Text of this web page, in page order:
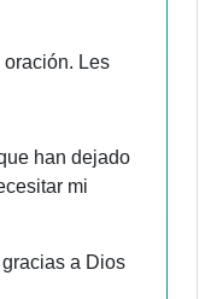
oración. Les
han dejado
mi
a Dios